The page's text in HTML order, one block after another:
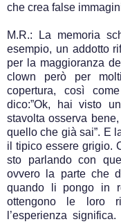
che crea false
M.R.: La memoria
esempio, un addotto
per la maggioranza
clown però per
copertura, così
dico:”Ok, hai visto
stavolta osserva
quello che già sai”. E
il tipico essere grigio.
sto parlando con
ovvero la parte che
quando li pongo in
ottengono le loro
l’esperienza